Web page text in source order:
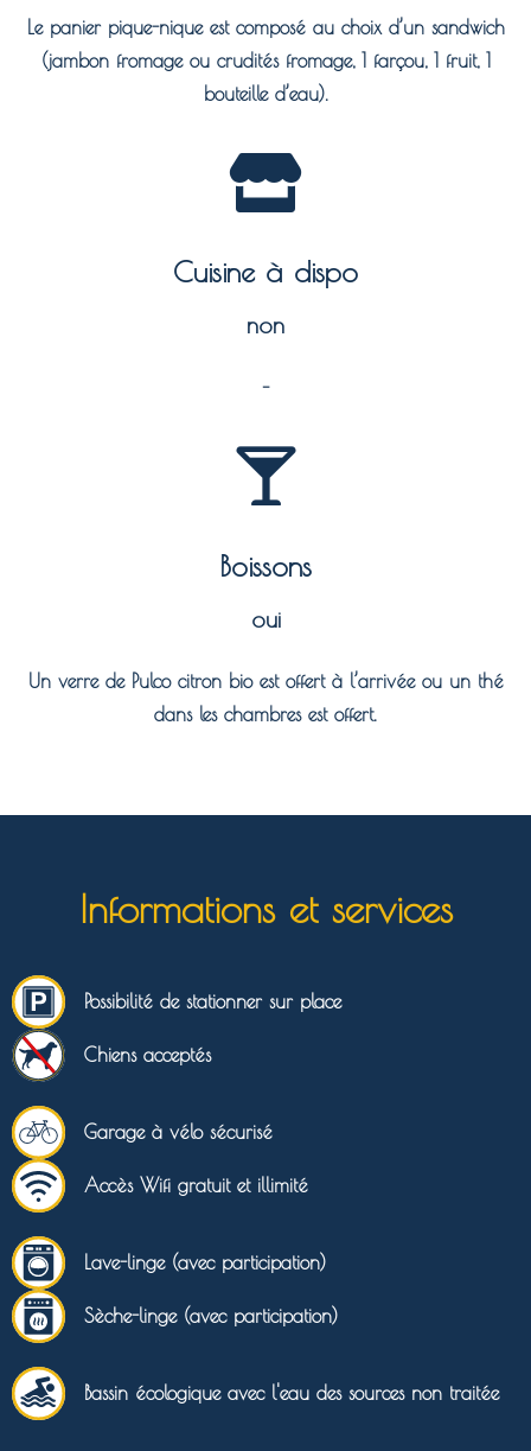
Le panier pique-nique est composé au choix d’un sandwich
(jambon fromage ou crudités fromage, 1 farçou, 1 fruit, 1
bouteille d’eau).
Cuisine à dispo
non
–
Boissons
oui
Un verre de Pulco citron bio est offert à l’arrivée ou un thé
dans les chambres est offert.
Informations et services
Possibilité de stationner sur place
Chiens acceptés
Garage à vélo sécurisé
Accès Wifi gratuit et illimité
Lave-linge (avec participation)
Sèche-linge (avec participation)
Bassin écologique avec l'eau des sources non traitée